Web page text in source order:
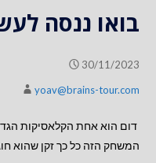
בואו ננסה
30/11/2023
yoav@brains-tour.com
דום הוא אחת הקלאסיקות
המשחק הזה כל כך זקן שהוא חוגג